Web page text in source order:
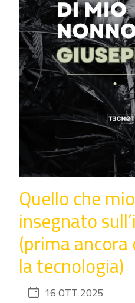
Quello che
insegnato
(prima
la tecnologia)
16 OTT 2025